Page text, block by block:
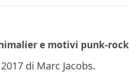
e motivi punk-rock
di Marc Jacobs.